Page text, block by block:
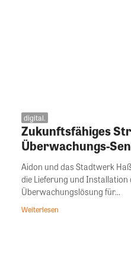
digital.
Zukunftsfähiges
Überwachungs-
Aidon und das Stadtwerk
die Lieferung und Installation
Überwachungslösung für...
Weiterlesen